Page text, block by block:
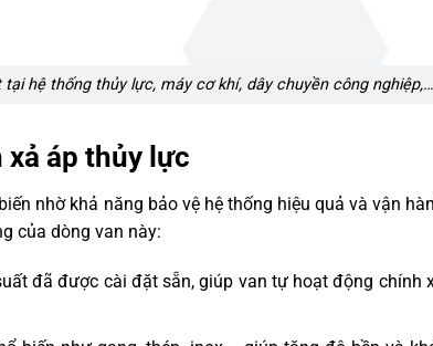
hệ thống thủy lực, máy cơ khí, dây chuyền công nghiệp,…
xả áp thủy lực
nhờ khả năng bảo vệ hệ thống hiệu quả và vận
của dòng van này:
đã được cài đặt sẵn, giúp van tự hoạt động chính